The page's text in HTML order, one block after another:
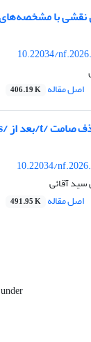
نقشی با
10.22034/
اصل مقاله 406.19 K
صامت/t/بعد از
10.22034/
سید آقائی
اصل مقاله 491.95 K